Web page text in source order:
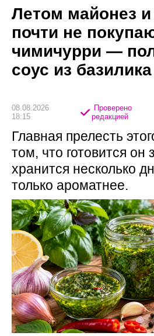
Летом майонез и
почти не
чимичурри —
соус из базилика
08.08.2026
18:15
Проверено
редакцией
Главная прелесть
том, что готовится он
хранится несколько
только ароматнее.